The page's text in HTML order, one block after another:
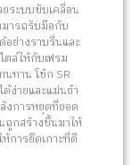
ระบบขับเคลื่อน
ารถรับมือกับ
อย่างราบรื่นและ
ตล์ให้กับเฟรม
นทาน โช้ก SR
ด้ง่ายและแม่นยำ
งการหยุดที่ยอด
ถูกสร้างขึ้นมาให้
ห้การยึดเกาะที่ดี